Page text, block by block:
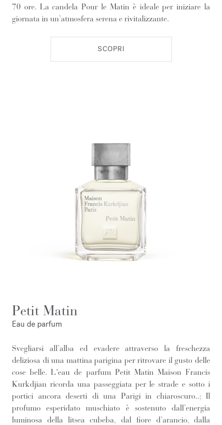
70 ore. La candela Pour le Matin è ideale per iniziare la
giornata in un’atmosfera serena e rivitalizzante.
SCOPRI
Petit Matin
Eau de parfum
Svegliarsi all’alba ed evadere attraverso la freschezza
deliziosa di una mattina parigina per ritrovare il gusto delle
cose belle. L'eau de parfum Petit Matin Maison Francis
Kurkdjian ricorda una passeggiata per le strade e sotto i
portici ancora deserti di una Parigi in chiaroscuro..; Il
profumo esperidato muschiato è sostenuto dall’energia
luminosa della litsea cubeba, dal fiore d’arancio, dalla